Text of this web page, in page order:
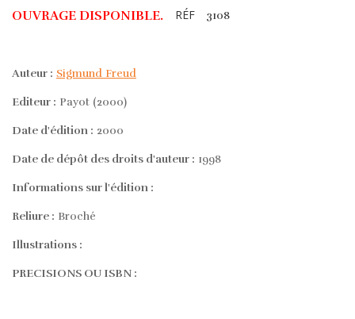
OUVRAGE DISPONIBLE. RÉF 3108
Auteur : Sigmund Freud
Editeur : Payot (2000)
Date d'édition : 2000
Date de dépôt des droits d'auteur : 1998
Informations sur l'édition :
Reliure : Broché
Illustrations :
PRECISIONS OU ISBN :